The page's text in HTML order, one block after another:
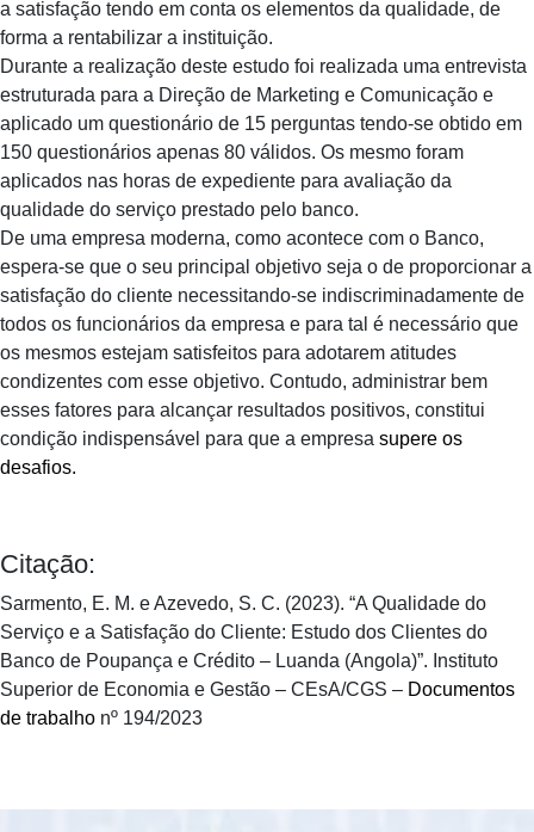
a satisfação tendo em conta os elementos da qualidade, de
forma a rentabilizar a instituição.
Durante a realização deste estudo foi realizada uma entrevista
estruturada para a Direção de Marketing e Comunicação e
aplicado um questionário de 15 perguntas tendo-se obtido em
150 questionários apenas 80 válidos. Os mesmo foram
aplicados nas horas de expediente para avaliação da
qualidade do serviço prestado pelo banco.
De uma empresa moderna, como acontece com o Banco,
espera-se que o seu principal objetivo seja o de proporcionar a
satisfação do cliente necessitando-se indiscriminadamente de
todos os funcionários da empresa e para tal é necessário que
os mesmos estejam satisfeitos para adotarem atitudes
condizentes com esse objetivo. Contudo, administrar bem
esses fatores para alcançar resultados positivos, constitui
condição indispensável para que a empresa supere os
desafios.
Citação:
Sarmento, E. M. e Azevedo, S. C. (2023). “A Qualidade do
Serviço e a Satisfação do Cliente: Estudo dos Clientes do
Banco de Poupança e Crédito – Luanda (Angola)”. Instituto
Superior de Economia e Gestão – CEsA/CGS – Documentos
de trabalho nº 194/2023